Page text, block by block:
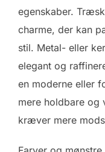
egenskaber.
charme, der kan
stil. Metal- eller
elegant og
en moderne eller
mere holdbare og
kræver mere